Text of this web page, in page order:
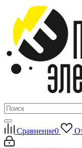
Сравнение0